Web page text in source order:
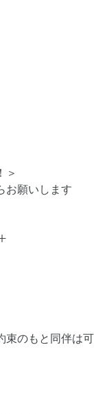
＞
お願いします
束のもと同伴は可